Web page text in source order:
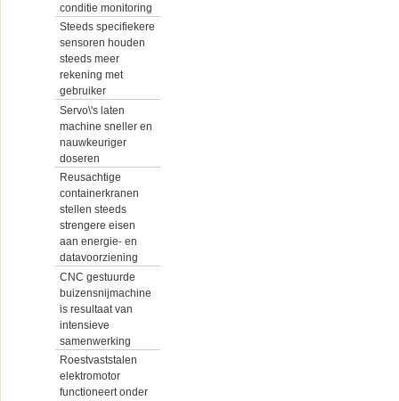
conditie monitoring
Steeds specifiekere
sensoren houden
steeds meer
rekening met
gebruiker
Servo\'s laten
machine sneller en
nauwkeuriger
doseren
Reusachtige
containerkranen
stellen steeds
strengere eisen
aan energie- en
datavoorziening
CNC gestuurde
buizensnijmachine
is resultaat van
intensieve
samenwerking
Roestvaststalen
elektromotor
functioneert onder